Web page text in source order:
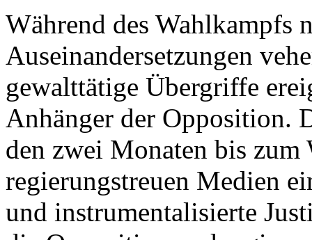
Während des Wahlkampfs
Auseinandersetzungen
gewalttätige Übergriffe
Anhänger der Opposition.
den zwei Monaten bis
regierungstreuen Medien
und instrumentalisierte